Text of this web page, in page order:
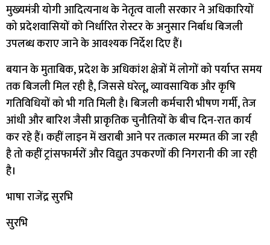
मुख्यमंत्री योगी आदित्यनाथ के नेतृत्व वाली सरकार ने अधिकारियों
को प्रदेशवासियों को निर्धारित रोस्टर के अनुसार निर्बाध बिजली
उपलब्ध कराए जाने के आवश्यक निर्देश दिए हैं।
बयान के मुताबिक, प्रदेश के अधिकांश क्षेत्रों में लोगों को पर्याप्त समय
तक बिजली मिल रही है, जिससे घरेलू, व्यावसायिक और कृषि
गतिविधियों को भी गति मिली है। बिजली कर्मचारी भीषण गर्मी, तेज
आंधी और बारिश जैसी प्राकृतिक चुनौतियों के बीच दिन-रात कार्य
कर रहे हैं। कहीं लाइन में खराबी आने पर तत्काल मरम्मत की जा रही
है तो कहीं ट्रांसफार्मरों और विद्युत उपकरणों की निगरानी की जा रही
है।
भाषा राजेंद्र सुरभि
सुरभि